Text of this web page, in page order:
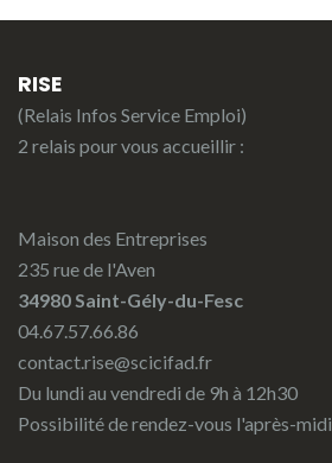
RISE
(Relais Infos Service Emploi)
2 relais pour vous accueillir :
Maison des Entreprises
235 rue de l'Aven
34980 Saint-Gély-du-Fesc
04.67.57.66.86
contact.rise@scicifad.fr
Du lundi au vendredi de 9h à 12h30
Possibilité de rendez-vous l'après-midi